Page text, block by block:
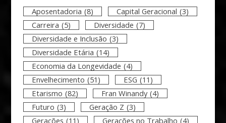
Aposentadoria (8) Capital Geracional (3)
Carreira (5) Diversidade (7)
Diversidade e Inclusão (3)
Diversidade Etária (14)
Economia da Longevidade (4)
Envelhecimento (51) ESG (11)
Etarismo (82) Fran Winandy (4)
Futuro (3) Geração Z (3)
Gerações (11) Gerações no Trabalho (4)